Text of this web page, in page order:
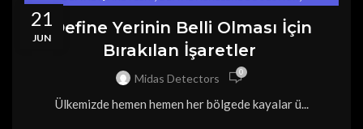
21
JUN
Define Yerinin Belli Olması İçin
Bırakılan İşaretler
Midas Detectors 0
Ülkemizde hemen hemen her bölgede kayalar ü...